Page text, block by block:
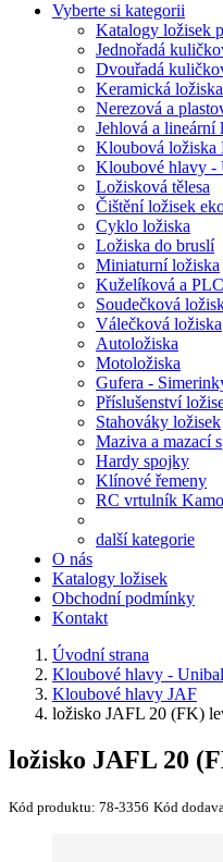
Vyberte si kategorii
Katalogy ložisek
Jednořadá
Dvouřadá
Keramická ložiska
Nerezová a
Jehlová a lineární
Kloubová ložiska
Kloubové hlavy -
Ložisková tělesa
Čištění ložisek
Cyklo ložiska
Ložiska do bruslí
Miniaturní ložiska
Kuželíková a
Soudečková
Válečková ložiska
Autoložiska
Motoložiska
Gufera -
Příslušenství
Stahováky ložisek
Maziva a mazací
Hardy spojky
Klínové řemeny
RC vrtulník
další kategorie
O nás
Katalogy ložisek
Obchodní podmínky
Kontakt
Úvodní strana
Kloubové hlavy -
Kloubové hlavy JAF
ložisko JAFL 20 (FK)
ložisko JAFL 20
Kód produktu: 78-3356 Kód